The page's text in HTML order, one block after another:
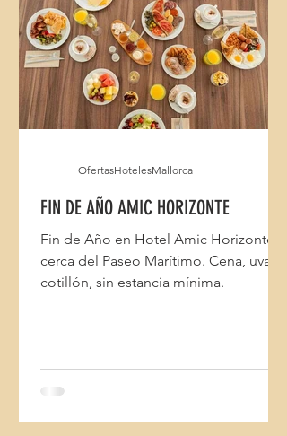
FIN DE AÑO AMIC HORIZONTE
Fin de Año en Hotel Amic Horizonte,
cerca del Paseo Marítimo. Cena, uvas y
cotillón, sin estancia mínima.
OfertasHotelesMallorca